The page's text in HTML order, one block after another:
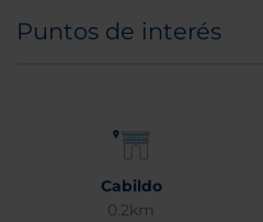
Puntos de interés
Cabildo
0.2km